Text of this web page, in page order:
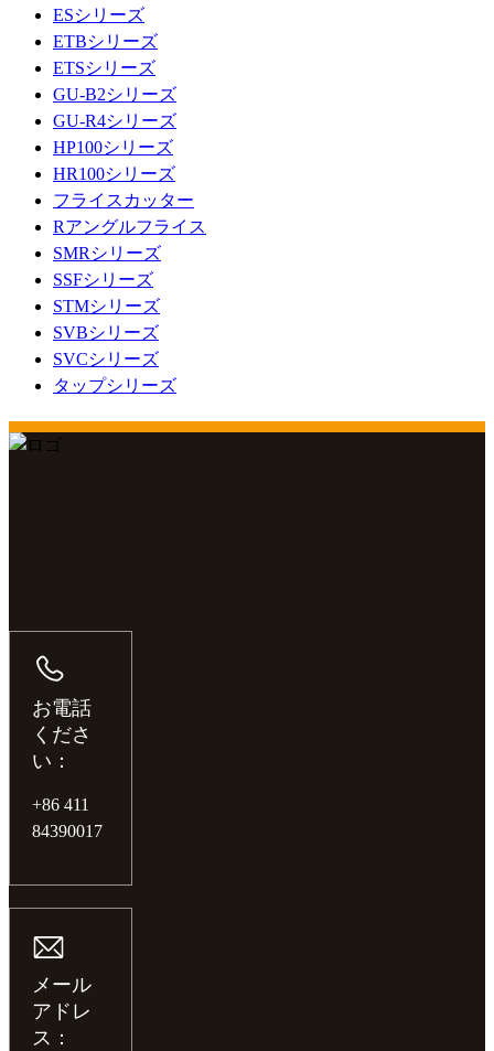
ESシリーズ
ETBシリーズ
ETSシリーズ
GU-B2シリーズ
GU-R4シリーズ
HP100シリーズ
HR100シリーズ
フライスカッター
Rアングルフライス
SMRシリーズ
SSFシリーズ
STMシリーズ
SVBシリーズ
SVCシリーズ
タップシリーズ
お電話
くださ
い：
+86 411
84390017
メール
アドレ
ス：